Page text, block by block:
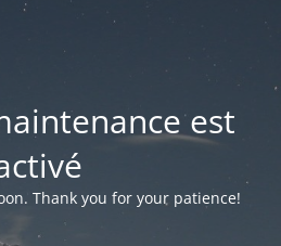
est
Thank you for your patience!